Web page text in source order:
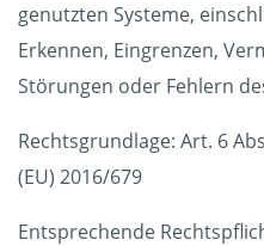
genutzten Systeme,
Erkennen, Eingrenzen,
Störungen oder Fehlern
Rechtsgrundlage: Art. 6
(EU) 2016/679
Entsprechende